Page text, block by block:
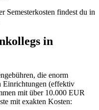
Semesterkosten findest du in
in
die enorm
(effektiv
mit über 10.000 EUR
mit exakten Kosten: